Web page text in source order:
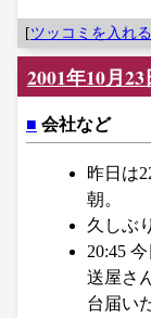
[ツッコミを入れ
2001年10月
■ 会社など
昨日は
朝。
久しぶ
20:45
送屋さ
台届い